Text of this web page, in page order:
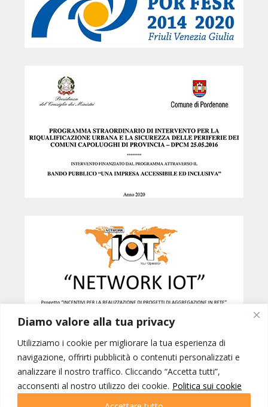
Diamo valore alla tua privacy
Utilizziamo i cookie per migliorare la tua esperienza di
navigazione, offrirti pubblicità o contenuti personalizzati e
analizzare il nostro traffico. Cliccando “Accetta tutti”,
acconsenti al nostro utilizzo dei cookie. Politica sui cookie
Created byB42
NETWORK IOT © INTERNATIONAL ORGANIZATION OF TOURISM SRL -
PORDENONE p.iva 01228770937 | IOT VIAGGI SRL - GORIZIA p.iva